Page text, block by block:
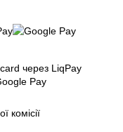
через LiqPay
Pay
комісії